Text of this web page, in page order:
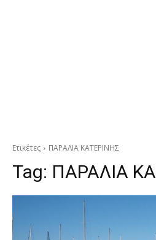
Ετικέτες ΠΑΡΑΛΙΑ ΚΑΤΕΡΙΝΗΣ
Tag: ΠΑΡΑΛΙΑ